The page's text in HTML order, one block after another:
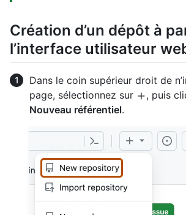
Création d’un dépôt à
l’interface utilisateur
Dans le coin supérieur droit de
page, sélectionnez sur
, puis
Nouveau référentiel.